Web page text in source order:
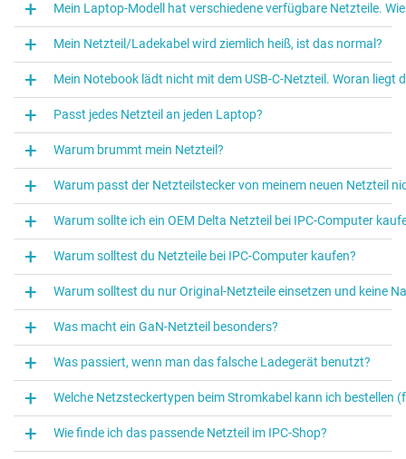
Mein Laptop-Modell hat verschiedene verfügbare Netzteile.
Mein Netzteil/Ladekabel wird ziemlich heiß, ist das normal?
Mein Notebook lädt nicht mit dem USB-C-Netzteil. Woran liegt
Passt jedes Netzteil an jeden Laptop?
Warum brummt mein Netzteil?
Warum passt der Netzteilstecker von meinem neuen Netzteil
Warum sollte ich ein OEM Delta Netzteil bei IPC‑Computer
Warum solltest du Netzteile bei IPC‑Computer kaufen?
Warum solltest du nur Original-Netzteile einsetzen und keine
Was macht ein GaN-Netzteil besonders?
Was passiert, wenn man das falsche Ladegerät benutzt?
Welche Netzsteckertypen beim Stromkabel kann ich bestellen
Wie finde ich das passende Netzteil im IPC-Shop?